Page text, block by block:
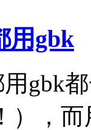
用gbk
gbk
），